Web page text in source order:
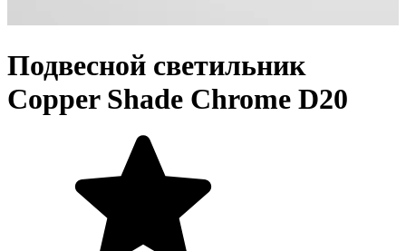
Подвесной светильник
Copper Shade Chrome D20